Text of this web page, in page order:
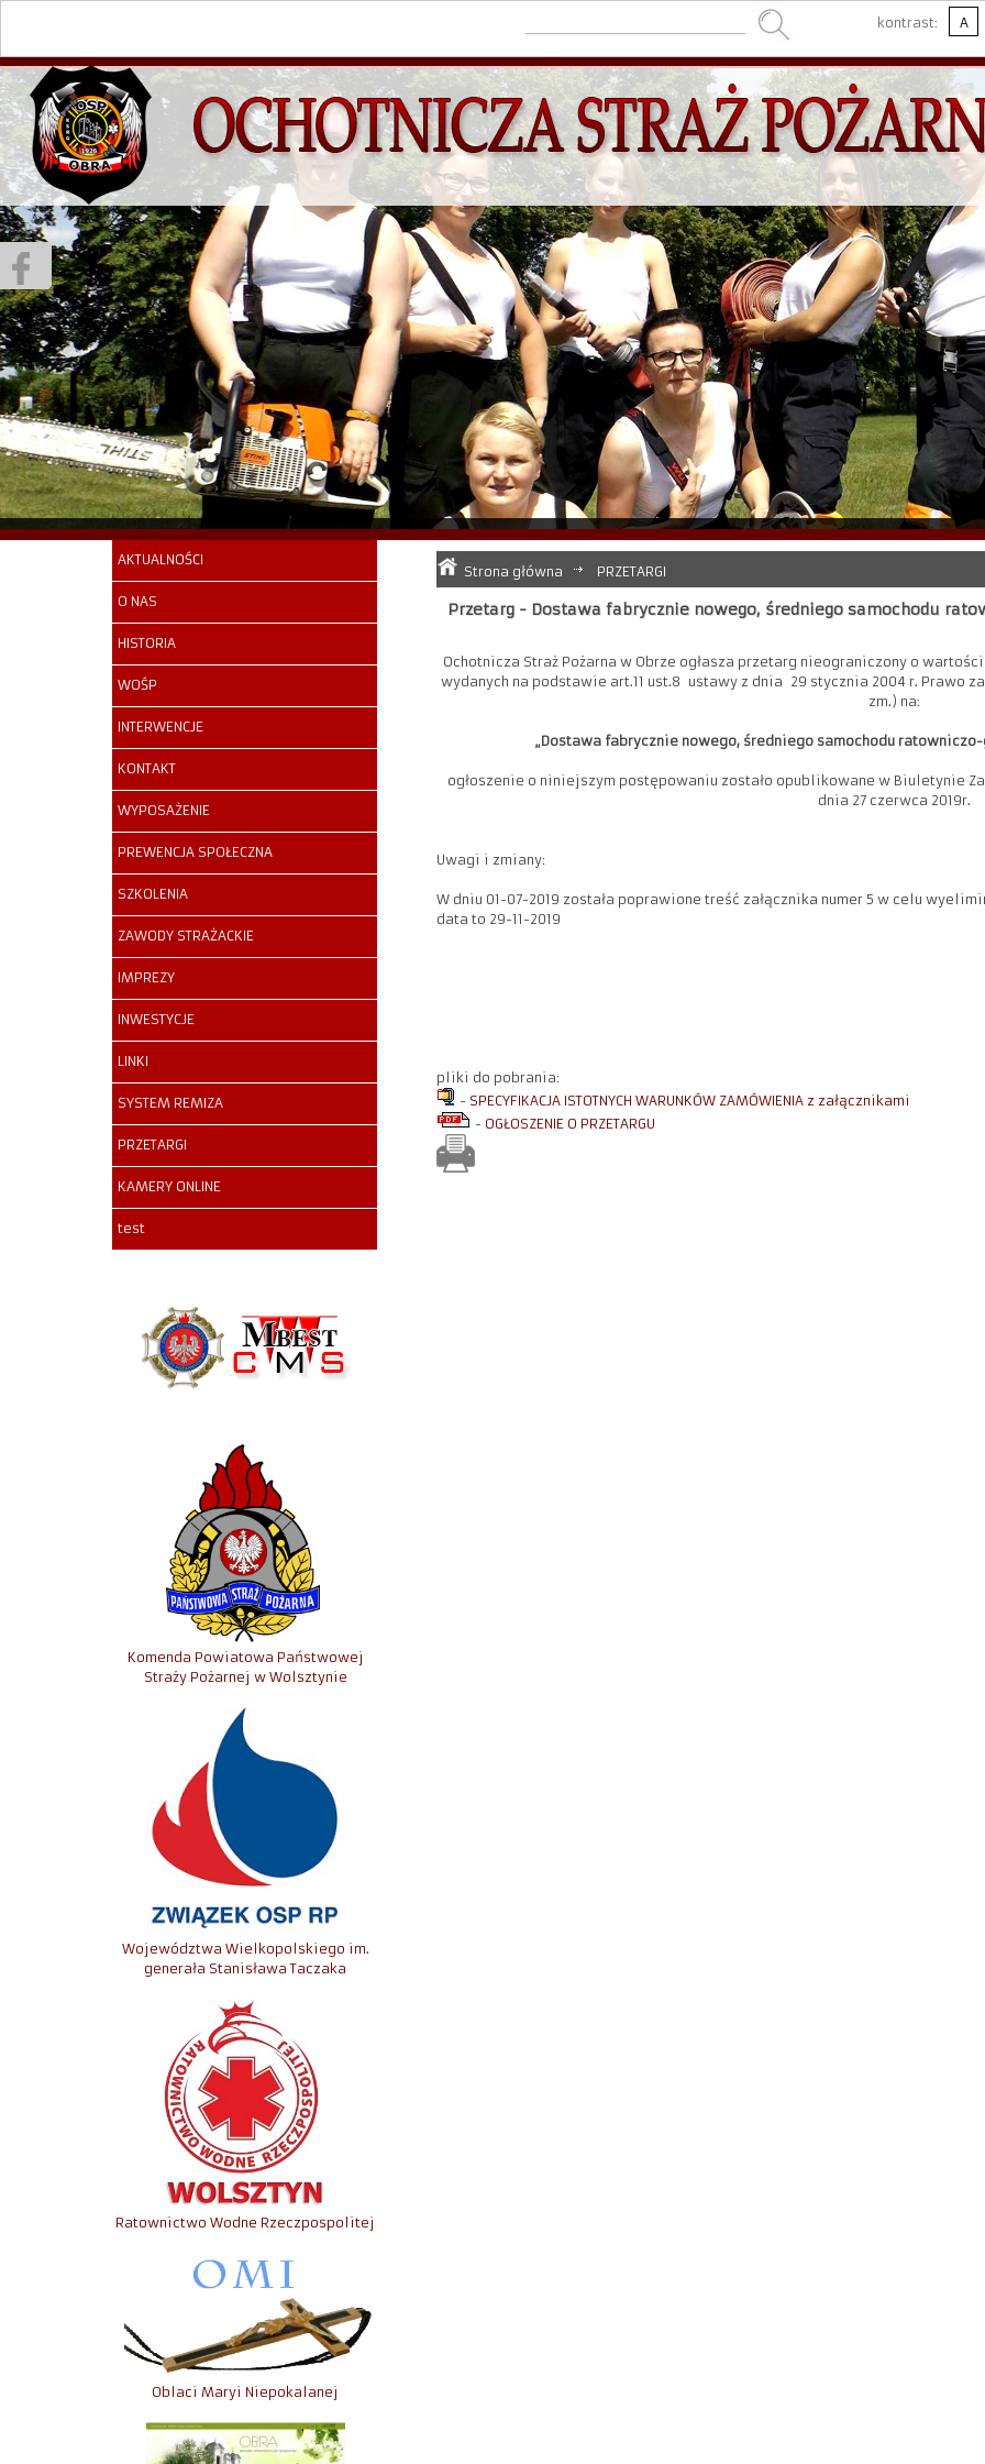
kontrast: A
AKTUALNOŚCI
O NAS
HISTORIA
WOŚP
INTERWENCJE
KONTAKT
WYPOSAŻENIE
PREWENCJA SPOŁECZNA
SZKOLENIA
ZAWODY STRAŻACKIE
IMPREZY
INWESTYCJE
LINKI
SYSTEM REMIZA
PRZETARGI
KAMERY ONLINE
test
Komenda Powiatowa Państwowej
Straży Pożarnej w Wolsztynie
Województwa Wielkopolskiego im.
generała Stanisława Taczaka
Ratownictwo Wodne Rzeczpospolitej
Oblaci Maryi Niepokalanej
Strona główna PRZETARGI
Przetarg - Dostawa fabrycznie nowego, średniego samochodu
Ochotnicza Straż Pożarna w Obrze ogłasza przetarg nieograniczony o
wydanych na podstawie art.11 ust.8 ustawy z dnia 29 stycznia 2004 r. Prawo
zm.) na:
„Dostawa fabrycznie nowego, średniego samochodu
ogłoszenie o niniejszym postępowaniu zostało opublikowane w Biuletynie
dnia 27 czerwca 2019r.
Uwagi i zmiany:
W dniu 01-07-2019 została poprawione treść załącznika numer 5 w celu
data to 29-11-2019
pliki do pobrania:
- SPECYFIKACJA ISTOTNYCH WARUNKÓW ZAMÓWIENIA z załącznikami
- OGŁOSZENIE O PRZETARGU